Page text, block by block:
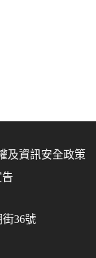
及資訊安全政策
36號